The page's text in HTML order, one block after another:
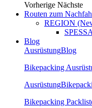
Vorherige Nächste
Routen zum
REGION
Blog
AusrüstungBlog
Bikepacking
Ausrüstung
Bikepacking